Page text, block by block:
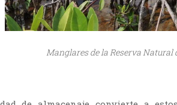
Manglares de la Reserva